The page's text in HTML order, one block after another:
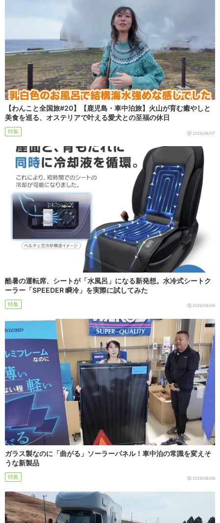
【わんこと全国旅#20】【鹿児島・車中泊旅】火山が育む癒やしと
美食を巡る、オステリアで叶える愛犬との至福の休日
特集 2026/08/07
酷暑の運転席、シートが「水風呂」になる新発想。水冷式シートク
ーラー「SPEEDER 瞬冷」を実際に試してみた
特集 2026/08/06
ガラス製なのに「曲がる」ソーラーパネル！車中泊の常識を変えそ
うな新製品
特集 2026/08/06